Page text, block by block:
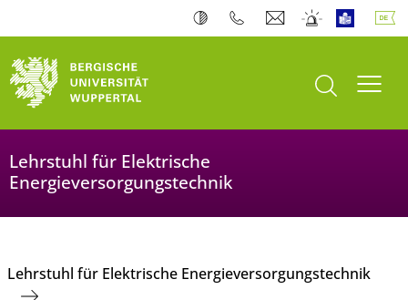
Suche öffnen
Lehrstuhl für Elektrische
Energieversorgungstechnik
Lehrstuhl für Elektrische Energieversorgungstechnik